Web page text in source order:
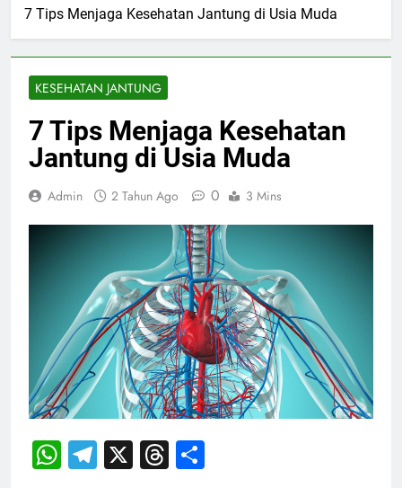
7 Tips Menjaga Kesehatan Jantung di Usia Muda
KESEHATAN JANTUNG
7 Tips Menjaga Kesehatan
Jantung di Usia Muda
Admin 2 Tahun Ago 0 3 Mins
WhatsApp
Telegram
X Threads